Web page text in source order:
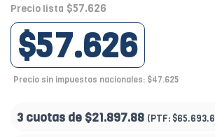
Precio lista $57.626
$57.626
Precio sin impuestos nacionales: $47.625
3 cuotas de $21.897.88 (PTF: